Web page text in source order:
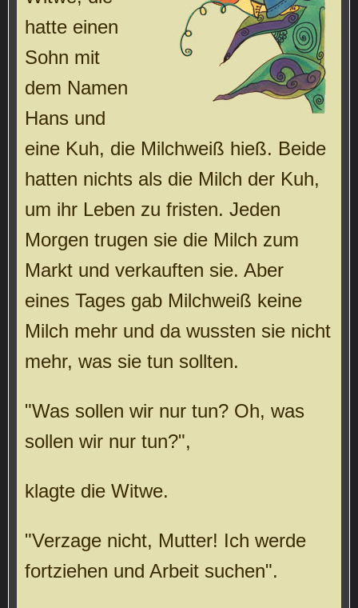
hatte einen
Sohn mit
dem Namen
Hans und
eine Kuh, die Milchweiß hieß. Beide
hatten nichts als die Milch der Kuh,
um ihr Leben zu fristen. Jeden
Morgen trugen sie die Milch zum
Markt und verkauften sie. Aber
eines Tages gab Milchweiß keine
Milch mehr und da wussten sie nicht
mehr, was sie tun sollten.
"Was sollen wir nur tun? Oh, was
sollen wir nur tun?",
klagte die Witwe.
"Verzage nicht, Mutter! Ich werde
fortziehen und Arbeit suchen".